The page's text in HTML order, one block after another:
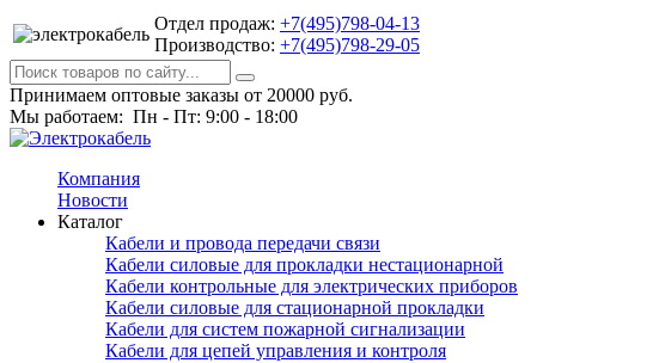
Отдел продаж: +7(495)798-04-13
Производство: +7(495)798-29-05
Принимаем оптовые заказы от 20000 руб.
Мы работаем: Пн - Пт: 9:00 - 18:00
Компания
Новости
Каталог
Кабели и провода передачи связи
Кабели силовые для прокладки нестационарной
Кабели контрольные для электрических приборов
Кабели силовые для стационарной прокладки
Кабели для систем пожарной сигнализации
Кабели для цепей управления и контроля